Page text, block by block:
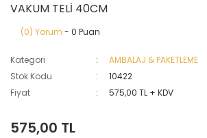
VAKUM TELİ 40CM
(0) Yorum - 0 Puan
Kategori
AMBALAJ & PAKETLEME
Stok Kodu
10422
Fiyat
575,00 TL + KDV
575,00 TL